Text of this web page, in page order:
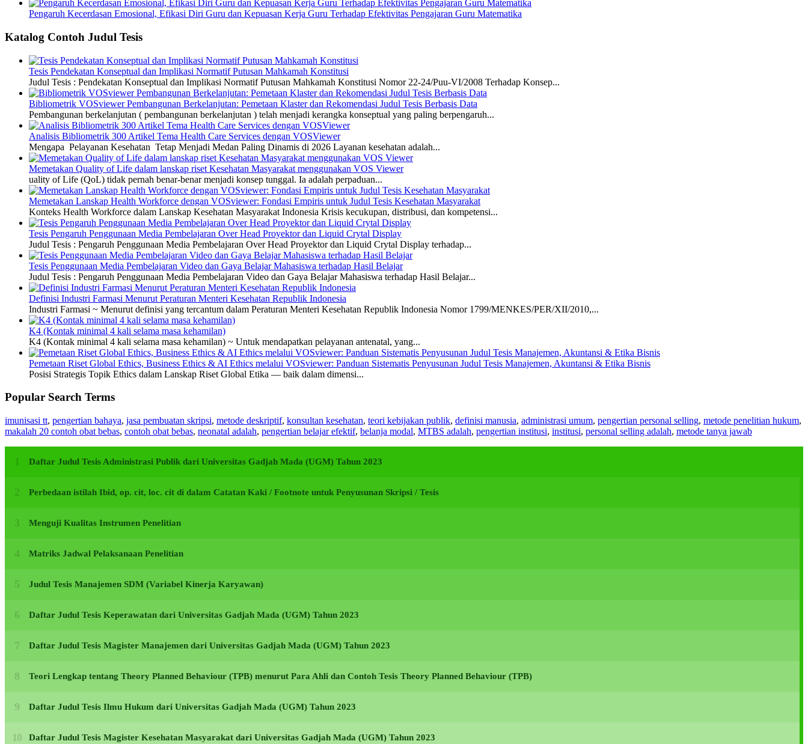
Pengaruh Kecerdasan Emosional, Efikasi Diri Guru dan Kepuasan Kerja Guru Terhadap Efektivitas Pengajaran Guru Matematika
Katalog Contoh Judul Tesis
Tesis Pendekatan Konseptual dan Implikasi Normatif Putusan Mahkamah Konstitusi
Judul Tesis : Pendekatan Konseptual dan Implikasi Normatif Putusan Mahkamah Konstitusi Nomor 22-24/Puu-VI/2008 Terhadap Konsep...
Bibliometrik VOSviewer Pembangunan Berkelanjutan: Pemetaan Klaster dan Rekomendasi Judul Tesis Berbasis Data
Pembangunan berkelanjutan ( pembangunan berkelanjutan ) telah menjadi kerangka konseptual yang paling berpengaruh...
Analisis Bibliometrik 300 Artikel Tema Health Care Services dengan VOSViewer
Mengapa Pelayanan Kesehatan Tetap Menjadi Medan Paling Dinamis di 2026 Layanan kesehatan adalah...
Memetakan Quality of Life dalam lanskap riset Kesehatan Masyarakat menggunakan VOS Viewer
uality of Life (QoL) tidak pernah benar-benar menjadi konsep tunggal. Ia adalah perpaduan...
Memetakan Lanskap Health Workforce dengan VOSviewer: Fondasi Empiris untuk Judul Tesis Kesehatan Masyarakat
Konteks Health Workforce dalam Lanskap Kesehatan Masyarakat Indonesia Krisis kecukupan, distribusi, dan kompetensi...
Tesis Pengaruh Penggunaan Media Pembelajaran Over Head Proyektor dan Liquid Crytal Display
Judul Tesis : Pengaruh Penggunaan Media Pembelajaran Over Head Proyektor dan Liquid Crytal Display terhadap...
Tesis Penggunaan Media Pembelajaran Video dan Gaya Belajar Mahasiswa terhadap Hasil Belajar
Judul Tesis : Pengaruh Penggunaan Media Pembelajaran Video dan Gaya Belajar Mahasiswa terhadap Hasil Belajar...
Definisi Industri Farmasi Menurut Peraturan Menteri Kesehatan Republik Indonesia
Industri Farmasi ~ Menurut definisi yang tercantum dalam Peraturan Menteri Kesehatan Republik Indonesia Nomor 1799/MENKES/PER/XII/2010,...
K4 (Kontak minimal 4 kali selama masa kehamilan)
K4 (Kontak minimal 4 kali selama masa kehamilan) ~ Untuk mendapatkan pelayanan antenatal, yang...
Pemetaan Riset Global Ethics, Business Ethics & AI Ethics melalui VOSviewer: Panduan Sistematis Penyusunan Judul Tesis Manajemen, Akuntansi & Etika Bisnis
Posisi Strategis Topik Ethics dalam Lanskap Riset Global Etika — baik dalam dimensi...
Popular Search Terms
imunisasi tt, pengertian bahaya, jasa pembuatan skripsi, metode deskriptif, konsultan kesehatan, teori kebijakan publik, definisi manusia, administrasi umum, pengertian personal selling, metode penelitian hukum,
makalah 20 contoh obat bebas, contoh obat bebas, neonatal adalah, pengertian belajar efektif, belanja modal, MTBS adalah, pengertian institusi, institusi, personal selling adalah, metode tanya jawab
Daftar Judul Tesis Administrasi Publik dari Universitas Gadjah Mada (UGM) Tahun 2023
Perbedaan istilah Ibid, op. cit, loc. cit di dalam Catatan Kaki / Footnote untuk Penyusunan Skripsi / Tesis
Menguji Kualitas Instrumen Penelitian
Matriks Jadwal Pelaksanaan Penelitian
Judul Tesis Manajemen SDM (Variabel Kinerja Karyawan)
Daftar Judul Tesis Keperawatan dari Universitas Gadjah Mada (UGM) Tahun 2023
Daftar Judul Tesis Magister Manajemen dari Universitas Gadjah Mada (UGM) Tahun 2023
Teori Lengkap tentang Theory Planned Behaviour (TPB) menurut Para Ahli dan Contoh Tesis Theory Planned Behaviour (TPB)
Daftar Judul Tesis Ilmu Hukum dari Universitas Gadjah Mada (UGM) Tahun 2023
Daftar Judul Tesis Magister Kesehatan Masyarakat dari Universitas Gadjah Mada (UGM) Tahun 2023